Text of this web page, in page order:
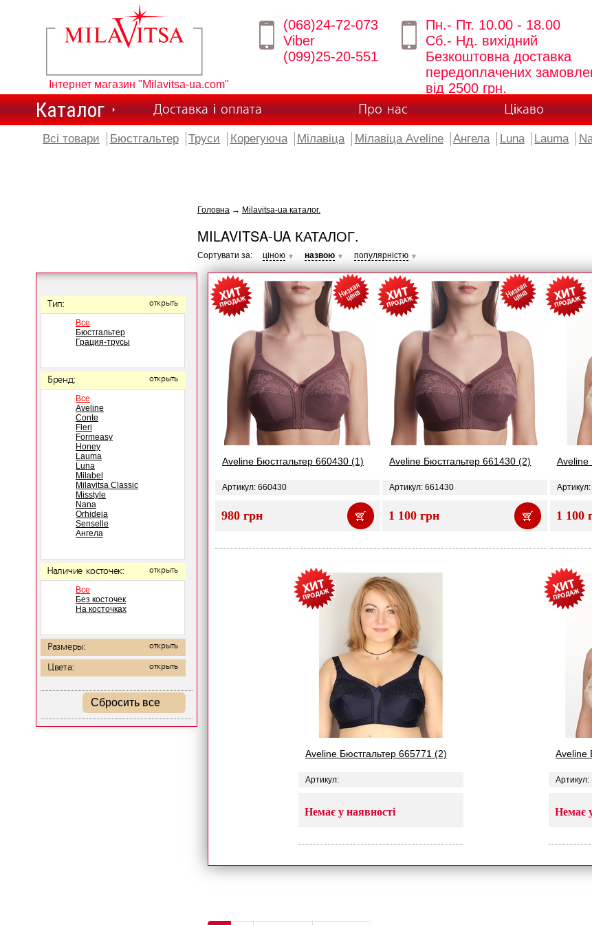
Інтернет магазин "Milavitsa-ua.com"
(068)24-72-073
Viber
(099)25-20-551
Пн.- Пт. 10.00 - 18.00
Сб.- Нд. вихідний
Безкоштовна доставка
передоплачених
від 2500 грн.
Каталог Доставка і оплата Про нас Цікаво
Всі товари Бюстгальтер Труси Корегуюча Мілавіца Мілавіца Aveline Ангела Luna Lauma
Тип: открыть
Все
Бюстгальтер
Грация-трусы
Бренд: открыть
Все
Aveline
Conte
Fleri
Formeasy
Honey
Lauma
Luna
Milabel
Milavitsa Classic
Misstyle
Nana
Orhideja
Senselle
Ангела
Наличие косточек: открыть
Все
Без косточек
На косточках
Размеры: открыть
Цвета: открыть
Сбросить все
Головна → Milavitsa-ua каталог.
MILAVITSA-UA КАТАЛОГ.
Сортувати за: ціною ▼ назвою ▼ популярністю ▼
Aveline Бюстгальтер 660430 (1)
Артикул: 660430
980 грн
Aveline Бюстгальтер 661430 (2)
Артикул: 661430
1 100 грн
Aveline
1 100
Aveline Бюстгальтер 665771 (2)
Артикул:
Немає у наявності
Aveline
Артикул:
Немає